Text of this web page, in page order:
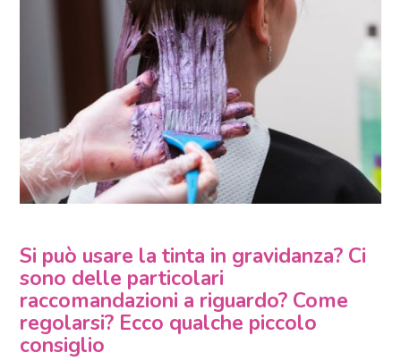
Si può usare la tinta in gravidanza? Ci
sono delle particolari
raccomandazioni a riguardo? Come
regolarsi? Ecco qualche piccolo
consiglio